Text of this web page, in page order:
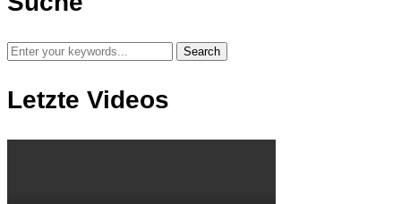
Letzte Videos